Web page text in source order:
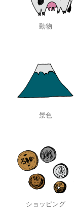
動物
景色
ショッピング